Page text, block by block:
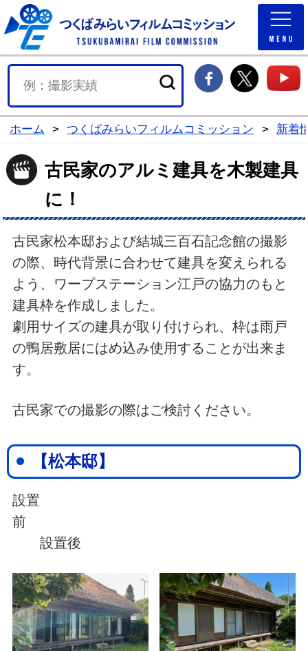
つく
つくばみら
つくば
ホーム > つくばみらいフィルムコミッション > 新着
古民家のアルミ建具を木製建具
に！
古民家松本邸および結城三百石記念館の撮影
の際、時代背景に合わせて建具を変えられる
よう、ワープステーション江戸の協力のもと
建具枠を作成しました。
劇用サイズの建具が取り付けられ、枠は雨戸
の鴨居敷居にはめ込み使用することが出来ま
す。
古民家での撮影の際はご検討ください。
【松本邸】
設置
前
設置後